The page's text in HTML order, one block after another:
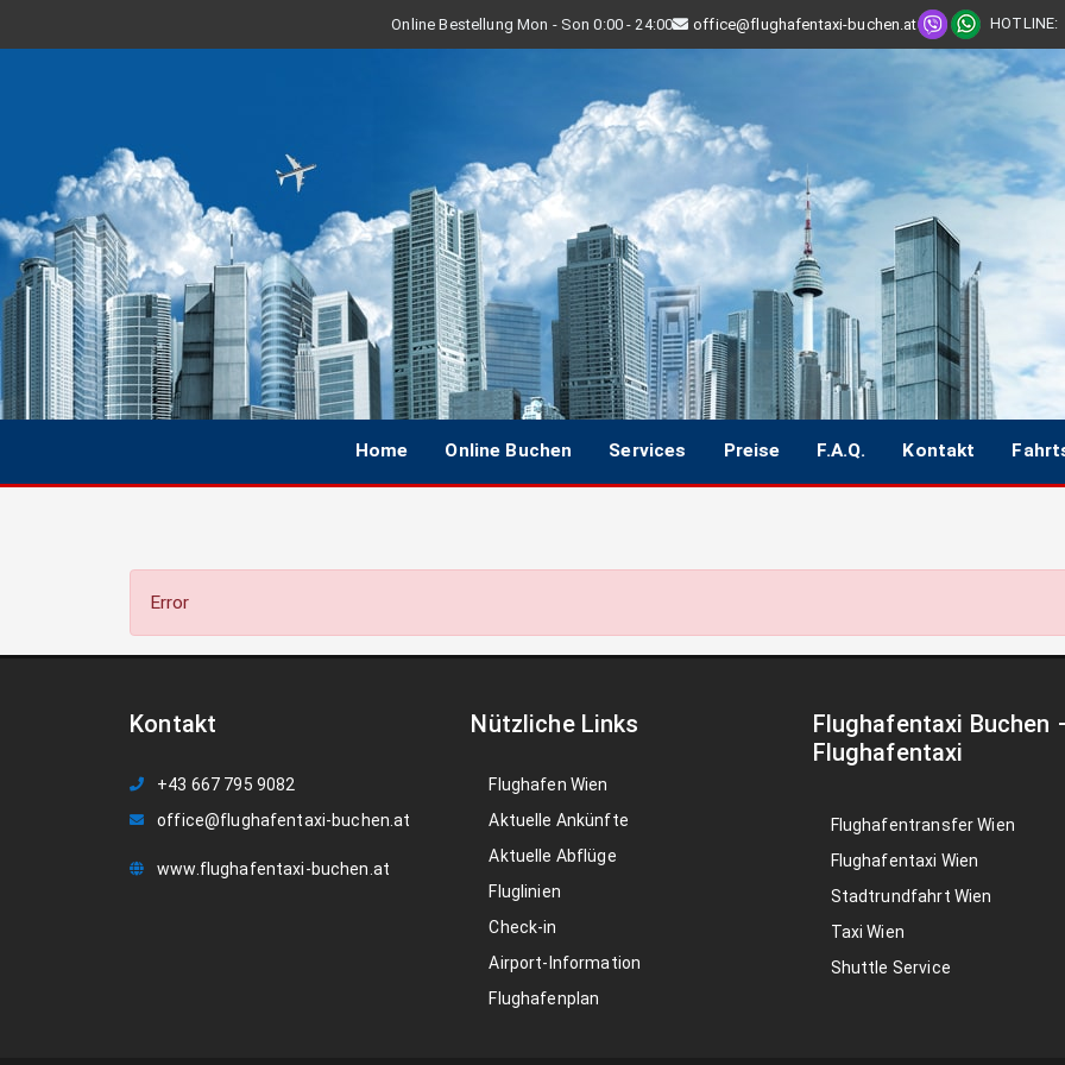
Online Bestellung Mon - Son 0:00 - 24:00 office@flughafentaxi-buchen.at HOTLINE:
Home Online Buchen Services Preise F.A.Q. Kontakt
Error
Kontakt
+43 667 795 9082
office@flughafentaxi-buchen.at
www.flughafentaxi-buchen.at
Nützliche Links
Flughafen Wien
Aktuelle Ankünfte
Aktuelle Abflüge
Fluglinien
Check-in
Airport-Information
Flughafenplan
Flughafentaxi Buchen
Flughafentaxi
Flughafentransfer Wien
Flughafentaxi Wien
Stadtrundfahrt Wien
Taxi Wien
Shuttle Service